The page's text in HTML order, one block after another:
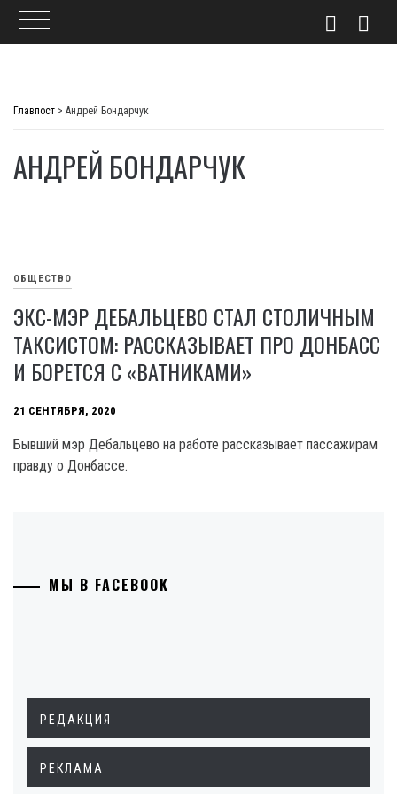
Главпост > Андрей Бондарчук
АНДРЕЙ БОНДАРЧУК
ОБЩЕСТВО
ЭКС-МЭР ДЕБАЛЬЦЕВО СТАЛ СТОЛИЧНЫМ
ТАКСИСТОМ: РАССКАЗЫВАЕТ ПРО ДОНБАСС
И БОРЕТСЯ С «ВАТНИКАМИ»
21 СЕНТЯБРЯ, 2020
Бывший мэр Дебальцево на работе рассказывает пассажирам
правду о Донбассе.
МЫ В FACEBOOK
РЕДАКЦИЯ
РЕКЛАМА